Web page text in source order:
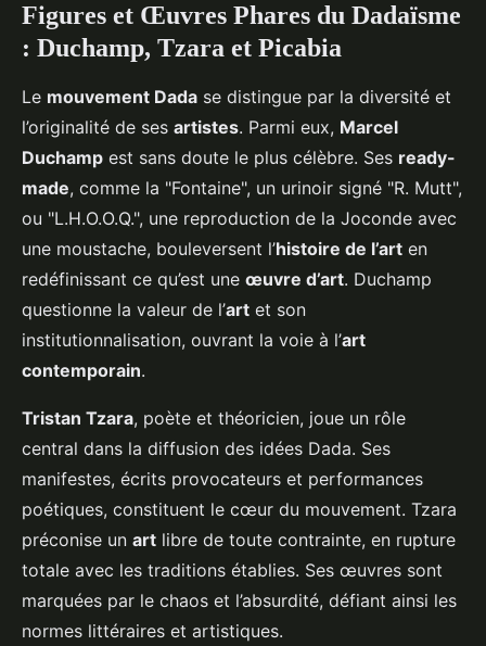
Figures et Œuvres Phares du Dadaïsme
: Duchamp, Tzara et Picabia
Le mouvement Dada se distingue par la diversité et
l’originalité de ses artistes. Parmi eux, Marcel
Duchamp est sans doute le plus célèbre. Ses ready-
made, comme la "Fontaine", un urinoir signé "R. Mutt",
ou "L.H.O.O.Q.", une reproduction de la Joconde avec
une moustache, bouleversent l’histoire de l’art en
redéfinissant ce qu’est une œuvre d’art. Duchamp
questionne la valeur de l’art et son
institutionnalisation, ouvrant la voie à l’art
contemporain.
Tristan Tzara, poète et théoricien, joue un rôle
central dans la diffusion des idées Dada. Ses
manifestes, écrits provocateurs et performances
poétiques, constituent le cœur du mouvement. Tzara
préconise un art libre de toute contrainte, en rupture
totale avec les traditions établies. Ses œuvres sont
marquées par le chaos et l’absurdité, défiant ainsi les
normes littéraires et artistiques.